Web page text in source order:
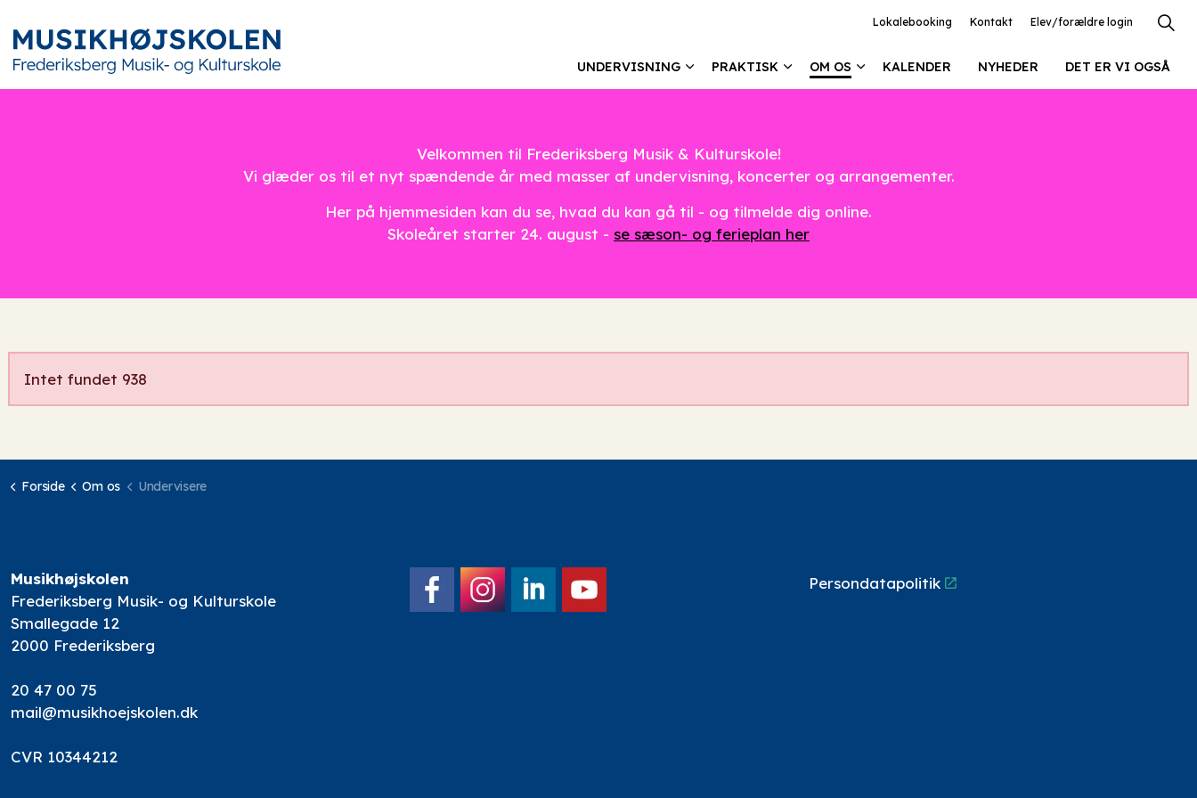
UNDERVISNING PRAKTISK OM OS KALENDER NYHEDER DET ER VI OGSÅ
Lokalebooking Kontakt Elev/forældre login
Velkommen til Frederiksberg Musik & Kulturskole!
Vi glæder os til et nyt spændende år med masser af undervisning, koncerter og arrangementer.
Her på hjemmesiden kan du se, hvad du kan gå til - og tilmelde dig online.
Skoleåret starter 24. august - se sæson- og ferieplan her
Intet fundet 938
Forside Om os Undervisere
Musikhøjskolen
Frederiksberg Musik- og Kulturskole
Smallegade 12
2000 Frederiksberg
20 47 00 75
mail@musikhoejskolen.dk
CVR 10344212
Persondatapolitik